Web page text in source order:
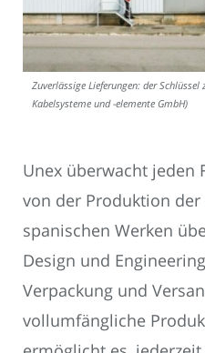
Zuverlässige Lieferungen: der
Kabelsysteme und -elemente GmbH)
Unex überwacht jeden
von der Produktion
spanischen Werken
Design und
Verpackung und
vollumfängliche